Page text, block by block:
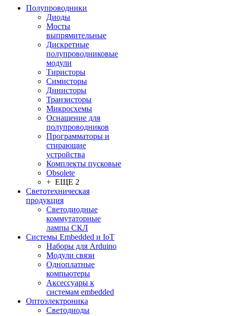
Полупроводники
Диоды
Мосты
выпрямительные
Дискретные
полупроводниковые
модули
Тиристоры
Симисторы
Динисторы
Транзисторы
Микросхемы
Оснащение для
полупроводников
Программаторы и
стирающие
устройства
Комплекты пусковые
Obsolete
+ ЕЩЕ 2
Светотехническая
продукция
Светодиодные
коммутаторные
лампы СКЛ
Системы Embedded и IoT
Наборы для Arduino
Модули связи
Одноплатные
компьютеры
Аксессуары к
системам embedded
Oптоэлектроника
Светодиоды